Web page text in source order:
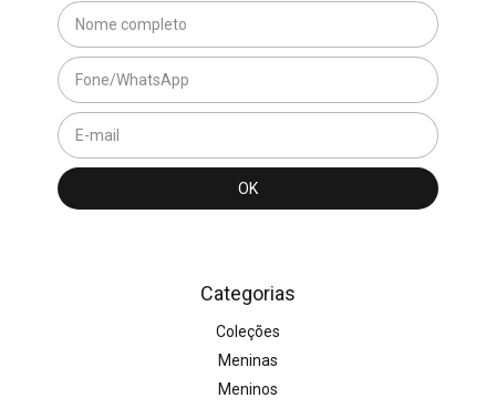
Categorias
Coleções
Meninas
Meninos